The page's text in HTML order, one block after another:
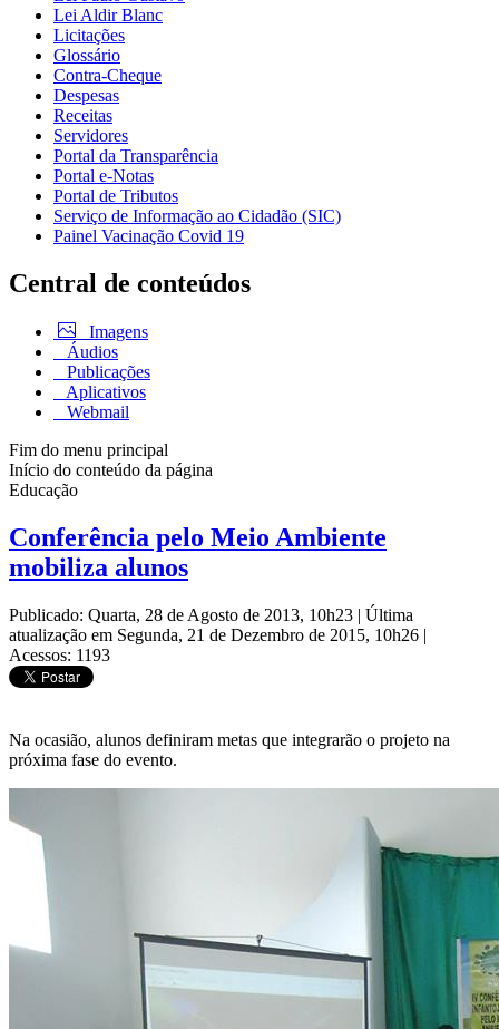
Lei Aldir Blanc
Licitações
Glossário
Contra-Cheque
Despesas
Receitas
Servidores
Portal da Transparência
Portal e-Notas
Portal de Tributos
Serviço de Informação ao Cidadão (SIC)
Painel Vacinação Covid 19
Central de conteúdos
Imagens
Áudios
Publicações
Aplicativos
Webmail
Fim do menu principal
Início do conteúdo da página
Educação
Conferência pelo Meio Ambiente
mobiliza alunos
Publicado: Quarta, 28 de Agosto de 2013, 10h23 | Última
atualização em Segunda, 21 de Dezembro de 2015, 10h26 |
Acessos: 1193
Na ocasião, alunos definiram metas que integrarão o projeto na
próxima fase do evento.